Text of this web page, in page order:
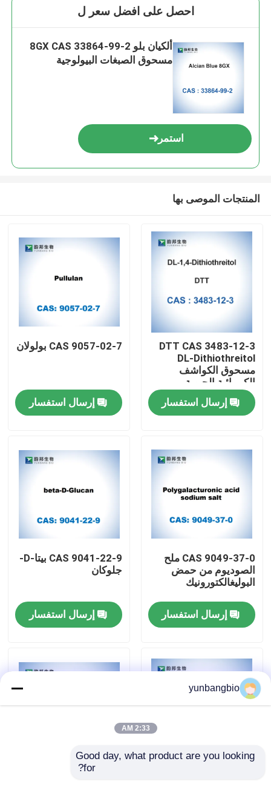
معلومات عنا
جولة في المعمل
مراقبة الجودة
اتصل بنا
أخبار
حالات
احصل على افضل سعر ل
ألكيان بلو 8GX CAS 33864-99-2
مسحوق الصبغات البيولوجية
استمر
المنتجات الموصى بها
DTT CAS 3483-12-3
DL-Dithiothreitol
مسحوق الكواشف
الكيميائية الحيوية
إرسال استفسار
CAS 9057-02-7 بولولان
إرسال استفسار
CAS 9049-37-0 ملح
الصوديوم من حمض
البوليغالكتورونيك
إرسال استفسار
CAS 9041-22-9 بيتا-D-
جلوكان
إرسال استفسار
CAS 9067-32-7
yunbangbio
2:33 AM
Good day, what product are you looking
for?